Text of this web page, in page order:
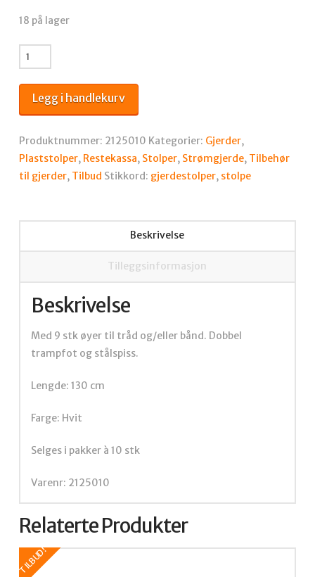
18 på lager
SUPERPLASTSTOLPE
PRO+1300
MM
MED
ST/FP
antall
Legg i handlekurv
Produktnummer: 2125010 Kategorier: Gjerder,
Plaststolper, Restekassa, Stolper, Strømgjerde, Tilbehør
til gjerder, Tilbud Stikkord: gjerdestolper, stolpe
Beskrivelse
Tilleggsinformasjon
Beskrivelse
Med 9 stk øyer til tråd og/eller bånd. Dobbel
trampfot og stålspiss.
Lengde: 130 cm
Farge: Hvit
Selges i pakker à 10 stk
Varenr: 2125010
Relaterte Produkter
TILBUD!